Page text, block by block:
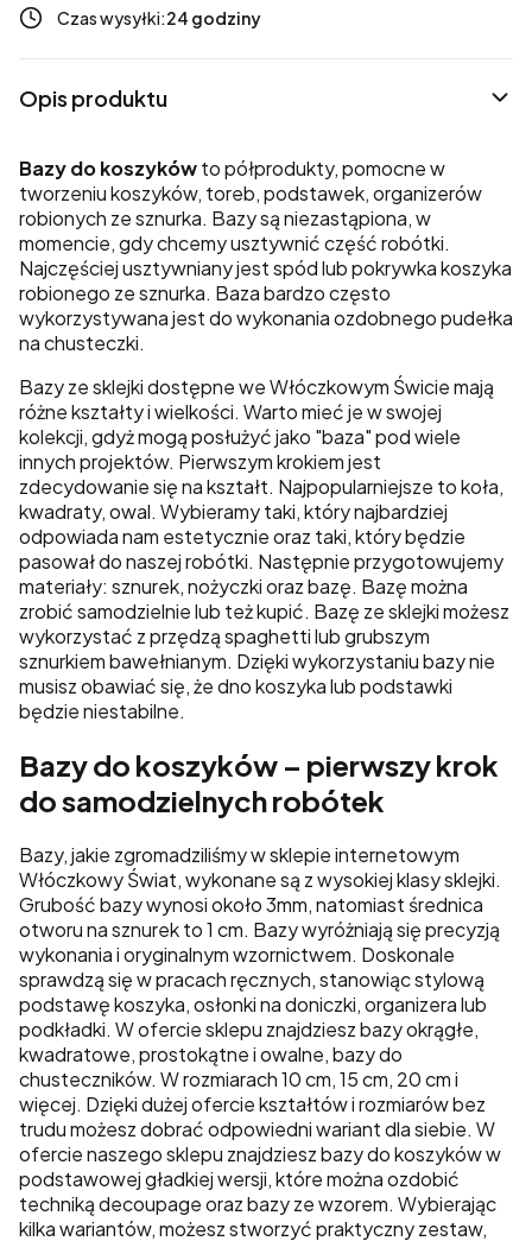
Czas wysyłki:24 godziny
Opis produktu
Bazy do koszykówto półprodukty, pomocne w
tworzeniu koszyków, toreb, podstawek, organizerów
robionych ze sznurka. Bazy są niezastąpiona, w
momencie, gdy chcemy usztywnić część robótki.
Najczęściej usztywniany jest spód lub pokrywka koszyka
robionego ze sznurka. Baza bardzo często
wykorzystywana jest do wykonania ozdobnego pudełka
na chusteczki.
Bazy ze sklejki dostępne we Włóczkowym Świcie mają
różne kształty i wielkości. Warto mieć je w swojej
kolekcji, gdyż mogą posłużyć jako "baza" pod wiele
innych projektów. Pierwszym krokiem jest
zdecydowanie się na kształt. Najpopularniejsze to koła,
kwadraty, owal. Wybieramy taki, który najbardziej
odpowiada nam estetycznie oraz taki, który będzie
pasował do naszej robótki. Następnie przygotowujemy
materiały: sznurek, nożyczki oraz bazę. Bazę można
zrobić samodzielnie lub też kupić. Bazę ze sklejki możesz
wykorzystać z przędzą spaghetti lub grubszym
sznurkiem bawełnianym. Dzięki wykorzystaniu bazy nie
musisz obawiać się, że dno koszyka lub podstawki
będzie niestabilne.
Bazy do koszyków – pierwszy krok
do samodzielnych robótek
Bazy, jakie zgromadziliśmy w sklepie internetowym
Włóczkowy Świat, wykonane są z wysokiej klasy sklejki.
Grubość bazy wynosi około 3mm, natomiast średnica
otworu na sznurek to 1 cm. Bazy wyróżniają się precyzją
wykonania i oryginalnym wzornictwem. Doskonale
sprawdzą się w pracach ręcznych, stanowiąc stylową
podstawę koszyka, osłonki na doniczki, organizera lub
podkładki. W ofercie sklepu znajdziesz bazy okrągłe,
kwadratowe, prostokątne i owalne, bazy do
chusteczników. W rozmiarach 10 cm, 15 cm, 20 cm i
więcej. Dzięki dużej ofercie kształtów i rozmiarów bez
trudu możesz dobrać odpowiedni wariant dla siebie. W
ofercie naszego sklepu znajdziesz bazy do koszyków w
podstawowej gładkiej wersji, które można ozdobić
techniką decoupage oraz bazy ze wzorem. Wybierając
kilka wariantów, możesz stworzyć praktyczny zestaw,